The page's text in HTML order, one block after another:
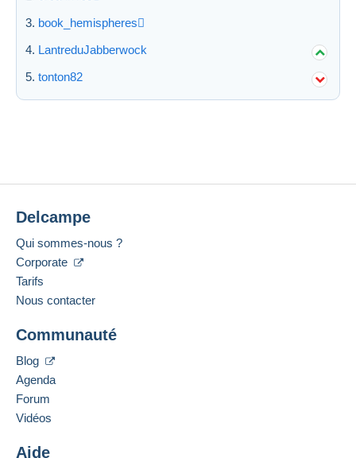
book_hemispheres
LantreduJabberwock
tonton82
Delcampe
Qui sommes-nous ?
Corporate
Tarifs
Nous contacter
Communauté
Blog
Agenda
Forum
Vidéos
Aide